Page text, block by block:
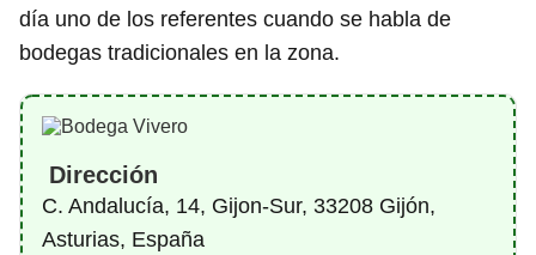
día uno de los referentes cuando se habla de
bodegas tradicionales en la zona.
Dirección
C. Andalucía, 14, Gijon-Sur, 33208 Gijón,
Asturias, España